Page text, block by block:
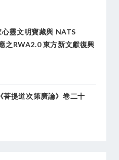
靈文明寶藏與 NATS
之RWA2.0 東方新文獻復興
菩提道次第廣論》卷二十